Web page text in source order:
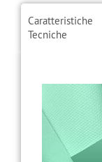
Caratteristiche
Tecniche